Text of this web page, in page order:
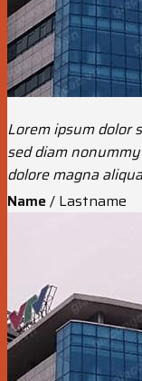
Lorem ipsum dolor
sed diam
dolore magna
Name/ Lastname